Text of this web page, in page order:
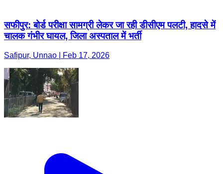
सफीपुर: बोर्ड परीक्षा सामग्री लेकर जा रही डीसीएम पलटी, हादसे में
चालक गंभीर घायल, जिला अस्पताल में भर्ती
Safipur, Unnao | Feb 17, 2026